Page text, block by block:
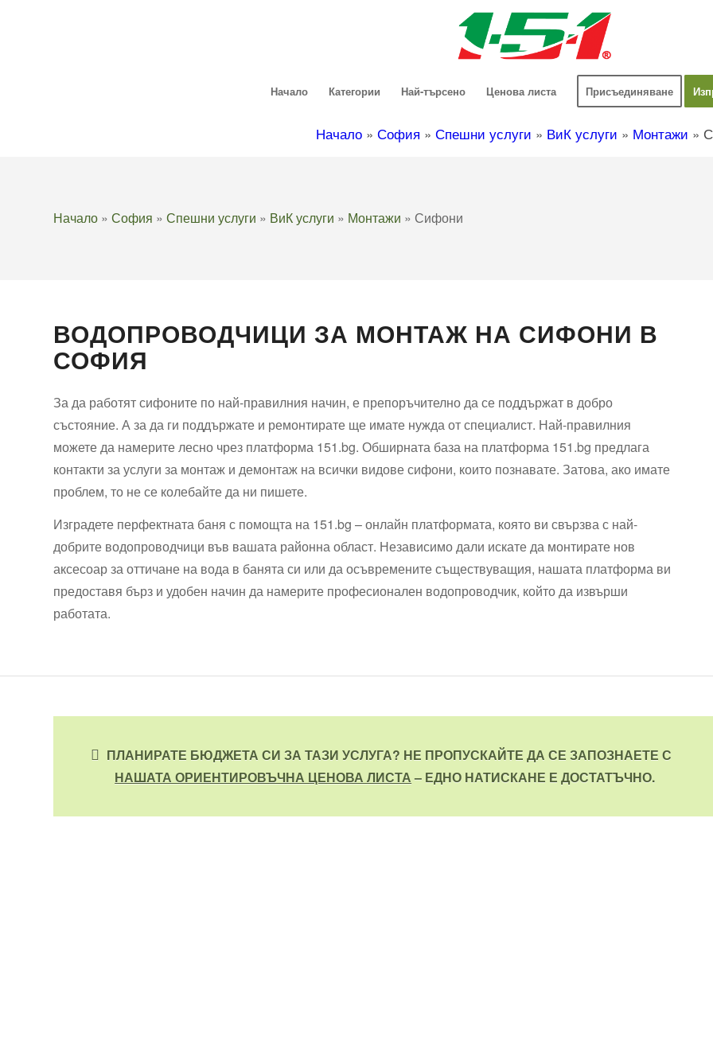
Начало Категории Най-търсено Ценова листа Присъединяване
Начало» София » Спешни услуги » ВиК услуги » Монтажи »
Начало » София » Спешни услуги » ВиК услуги » Монтажи » Сифони
ВОДОПРОВОДЧИЦИ ЗА МОНТАЖ НА СИФОНИ В
СОФИЯ
За да работят сифоните по най-правилния начин, е препоръчително да се поддържат в добро
състояние. А за да ги поддържате и ремонтирате ще имате нужда от специалист. Най-правилния
можете да намерите лесно чрез платформа 151.bg. Обширната база на платформа 151.bg предлага
контакти за услуги за монтаж и демонтаж на всички видове сифони, които познавате. Затова, ако имате
проблем, то не се колебайте да ни пишете.
Изградете перфектната баня с помощта на 151.bg – онлайн платформата, която ви свързва с най-
добрите водопроводчици във вашата районна област. Независимо дали искате да монтирате нов
аксесоар за оттичане на вода в банята си или да осъвремените съществуващия, нашата платформа ви
предоставя бърз и удобен начин да намерите професионален водопроводчик, който да извърши
работата.
ПЛАНИРАТЕ БЮДЖЕТА СИ ЗА ТАЗИ УСЛУГА? НЕ ПРОПУСКАЙТЕ ДА СЕ ЗАПОЗНАЕТЕ С
НАШАТА ОРИЕНТИРОВЪЧНА ЦЕНОВА ЛИСТА– ЕДНО НАТИСКАНЕ Е ДОСТАТЪЧНО.